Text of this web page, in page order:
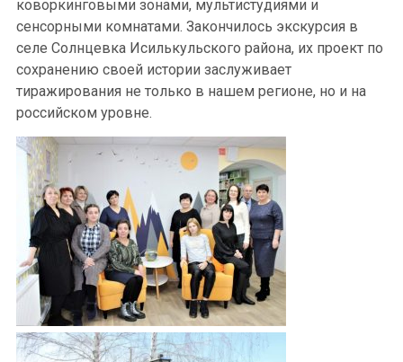
коворкинговыми зонами, мультистудиями и
сенсорными комнатами. Закончилось экскурсия в
селе Солнцевка Исилькульского района, их проект по
сохранению своей истории заслуживает
тиражирования не только в нашем регионе, но и на
российском уровне.